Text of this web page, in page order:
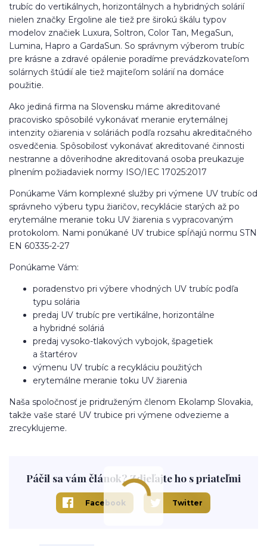
trubíc do vertikálnych, horizontálnych a hybridných solárií
nielen značky Ergoline ale tiež pre širokú škálu typov
modelov značiek Luxura, Soltron, Color Tan, MegaSun,
Lumina, Hapro a GardaSun. So správnym výberom trubíc
pre krásne a zdravé opálenie poradíme prevádzkovateľom
solárnych štúdií ale tiež majiteľom solárií na domáce
použitie.
Ako jediná firma na Slovensku máme akreditované
pracovisko spôsobilé vykonávať meranie erytemálnej
intenzity ožiarenia v soláriách podľa rozsahu akreditačného
osvedčenia. Spôsobilosť vykonávať akreditované činnosti
nestranne a dôverihodne akreditovaná osoba preukazuje
plnením požiadaviek normy ISO/IEC 17025:2017
Ponúkame Vám komplexné služby pri výmene UV trubíc od
správneho výberu typu žiaričov, recyklácie starých až po
erytemálne meranie toku UV žiarenia s vypracovaným
protokolom. Nami ponúkané UV trubice spĺňajú normu STN
EN 60335-2-27
Ponúkame Vám:
poradenstvo pri výbere vhodných UV trubíc podľa
typu solária
predaj UV trubíc pre vertikálne, horizontálne
a hybridné soláriá
predaj vysoko-tlakových vybojok, špagetiek
a štartérov
výmenu UV trubíc a recykláciu použitých
erytemálne meranie toku UV žiarenia
Naša spoločnosť je pridruženým členom Ekolamp Slovakia,
takže vaše staré UV trubice pri výmene odvezieme a
zrecyklujeme.
Páčil sa vám článok? Zdieľajte ho s priateľmi
Facebook Twitter